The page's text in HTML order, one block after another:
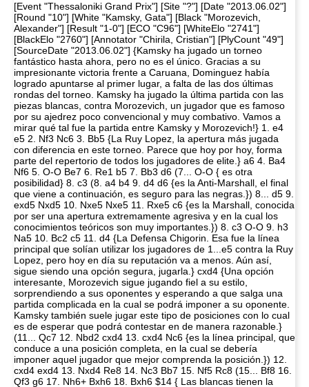
[Event "Thessaloniki Grand Prix"] [Site "?"] [Date "2013.06.02"]
[Round "10"] [White "Kamsky, Gata"] [Black "Morozevich,
Alexander"] [Result "1-0"] [ECO "C96"] [WhiteElo "2741"]
[BlackElo "2760"] [Annotator "Chirila, Cristian"] [PlyCount "49"]
[SourceDate "2013.06.02"] {Kamsky ha jugado un torneo
fantástico hasta ahora, pero no es el único. Gracias a su
impresionante victoria frente a Caruana, Dominguez había
logrado apuntarse al primer lugar, a falta de las dos últimas
rondas del torneo. Kamsky ha jugado la última partida con las
piezas blancas, contra Morozevich, un jugador que es famoso
por su ajedrez poco convencional y muy combativo. Vamos a
mirar qué tal fue la partida entre Kamsky y Morozevich!} 1. e4
e5 2. Nf3 Nc6 3. Bb5 {La Ruy Lopez, la apertura más jugada
con diferencia en este torneo. Parece que hoy por hoy, forma
parte del repertorio de todos los jugadores de elite.} a6 4. Ba4
Nf6 5. O-O Be7 6. Re1 b5 7. Bb3 d6 (7... O-O { es otra
posibilidad} 8. c3 (8. a4 b4 9. d4 d6 {es la Anti-Marshall, el final
que viene a continuación, es seguro para las negras.}) 8... d5 9.
exd5 Nxd5 10. Nxe5 Nxe5 11. Rxe5 c6 {es la Marshall, conocida
por ser una apertura extremamente agresiva y en la cual los
conocimientos teóricos son muy importantes.}) 8. c3 O-O 9. h3
Na5 10. Bc2 c5 11. d4 {La Defensa Chigorin. Esa fue la línea
principal que solían utilizar los jugadores de 1...e5 contra la Ruy
Lopez, pero hoy en día su reputación va a menos. Aún así,
sigue siendo una opción segura, jugarla.} cxd4 {Una opción
interesante, Morozevich sigue jugando fiel a su estilo,
sorprendiendo a sus oponentes y esperando a que salga una
partida complicada en la cual se podrá imponer a su oponente.
Kamsky también suele jugar este tipo de posiciones con lo cual
es de esperar que podrá contestar en de manera razonable.}
(11... Qc7 12. Nbd2 cxd4 13. cxd4 Nc6 {es la línea principal, que
conduce a una posición completa, en la cual se debería
imponer aquel jugador que mejor comprenda la posición.}) 12.
cxd4 exd4 13. Nxd4 Re8 14. Nc3 Bb7 15. Nf5 Rc8 (15... Bf8 16.
Qf3 g6 17. Nh6+ Bxh6 18. Bxh6 $14 { Las blancas tienen la